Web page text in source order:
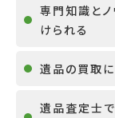
専門知識と
けられる
遺品の買取
遺品査定士